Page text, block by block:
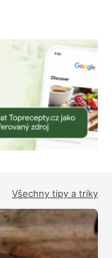
Všechny tipy a triky